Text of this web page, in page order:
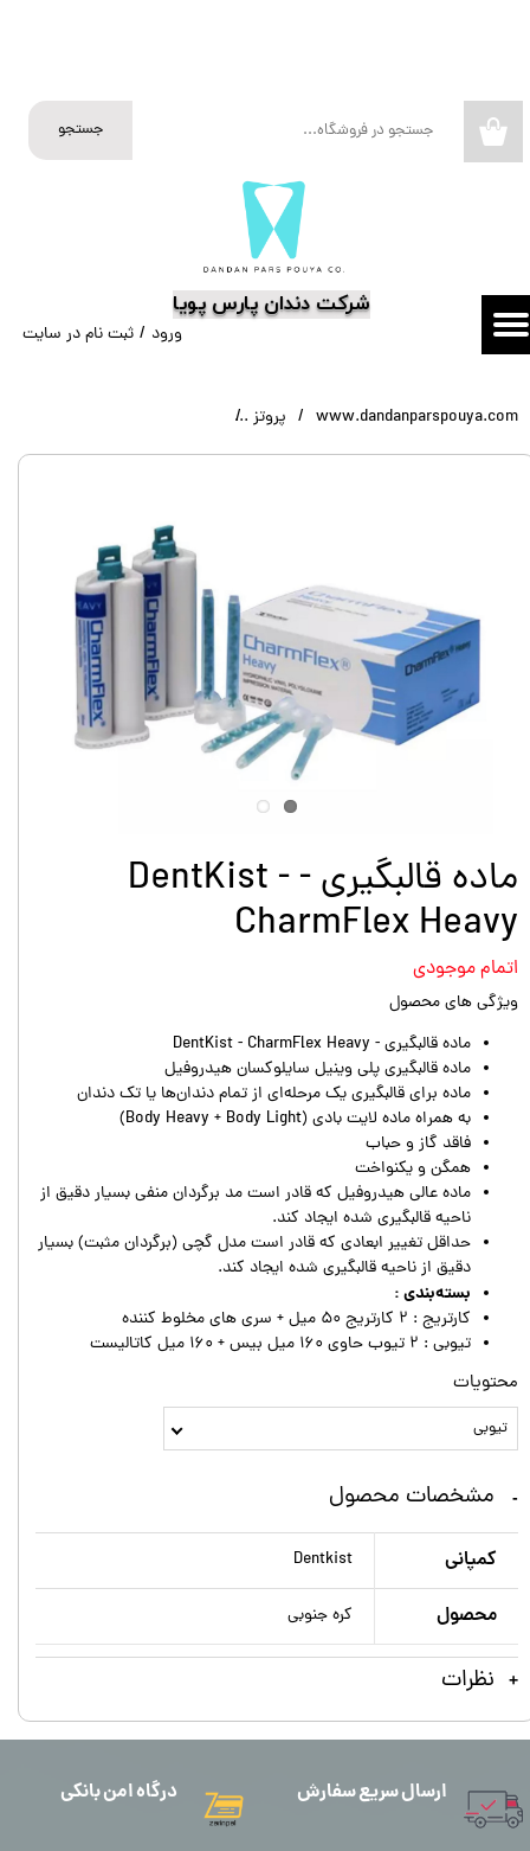
​شرکت دندان پارس پویا
جستجو
ورود / ثبت نام در سایت
تغییر گذر واژه
سفارشات
www.dandanparspouya.com پروتز
ماده قالبگیری - DentKist -
CharmFlex Heavy
اتمام موجودی
ویژگی های محصول
ماده قالبگیری - DentKist - CharmFlex Heavy
ماده قالبگیری پلی وینیل سایلوکسان هیدروفیل
ماده برای قالبگیری یک مرحله‌ای از تمام دندان‌ها یا تک دندان
به همراه ماده لایت بادی (Body Heavy + Body Light)
فاقد گاز و حباب
همگن و یکنواخت
ماده عالی هیدروفیل که قادر است مد برگردان منفی بسیار دقیق از
ناحیه قالبگیری شده ایجاد کند.
حداقل تغییر ابعادی که قادر است مدل گچی (برگردان مثبت) بسیار
دقیق از ناحیه قالبگیری شده ایجاد کند.
بسته‌بندی :
کارتریج : ۲ کارتریج ۵۰ میل + سری های مخلوط کننده
تیوبی : ۲ تیوب حاوی ۱۶۰ میل بیس + ۱۶۰ میل کاتالیست
محتویات
تیوبی
مشخصات محصول
کمپانی Dentkist
محصول کره جنوبی
نظرات
ارسال سریع سفارش درگاه امن بانکی